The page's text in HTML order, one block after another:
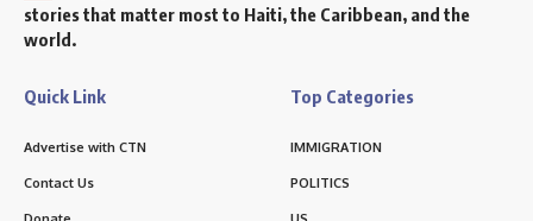
stories that matter most to Haiti, the Caribbean, and the
world.
Quick Link
Advertise with CTN
Contact Us
Top Categories
IMMIGRATION
POLITICS